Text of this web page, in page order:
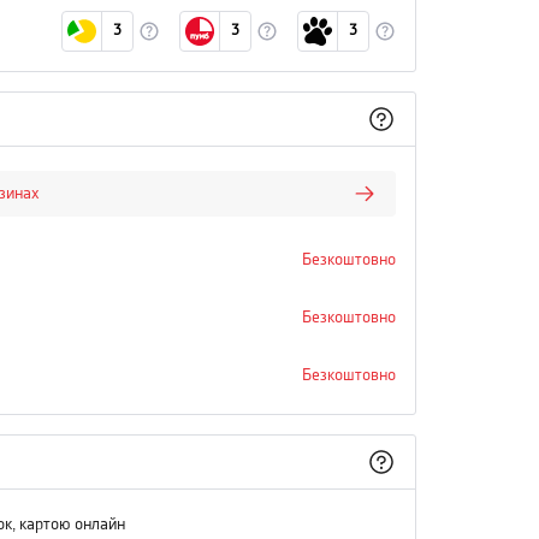
3 3 3
Безкоштовно
Безкоштовно
Безкоштовно
картою онлайн